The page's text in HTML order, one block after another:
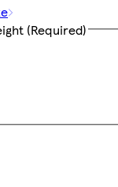
(Required)